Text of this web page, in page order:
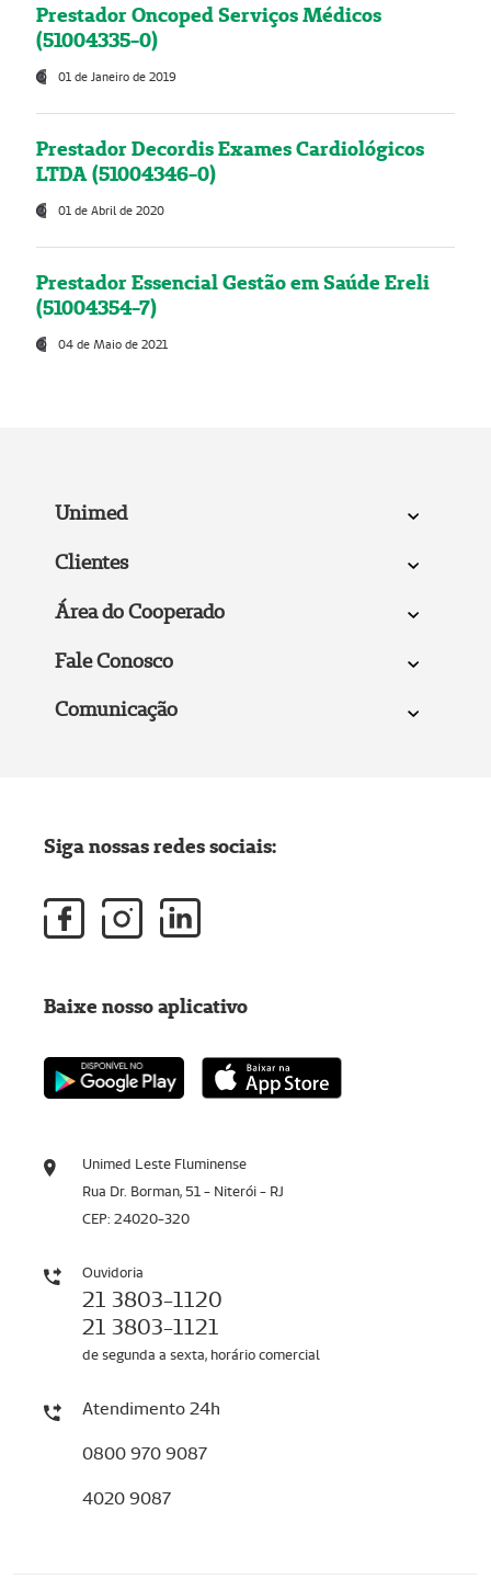
Prestador Oncoped Serviços Médicos
(51004335-0)
01 de Janeiro de 2019
Prestador Decordis Exames Cardiológicos
LTDA (51004346-0)
01 de Abril de 2020
Prestador Essencial Gestão em Saúde Ereli
(51004354-7)
04 de Maio de 2021
Unimed
Clientes
Área do Cooperado
Fale Conosco
Comunicação
Unimed Leste Fluminense
Rua Dr. Borman, 51 - Niterói - RJ
CEP: 24020-320
Ouvidoria
21 3803-1120
21 3803-1121
de segunda a sexta, horário comercial
Atendimento 24h
0800 970 9087
4020 9087
Siga nossas redes sociais:
Baixe nosso aplicativo